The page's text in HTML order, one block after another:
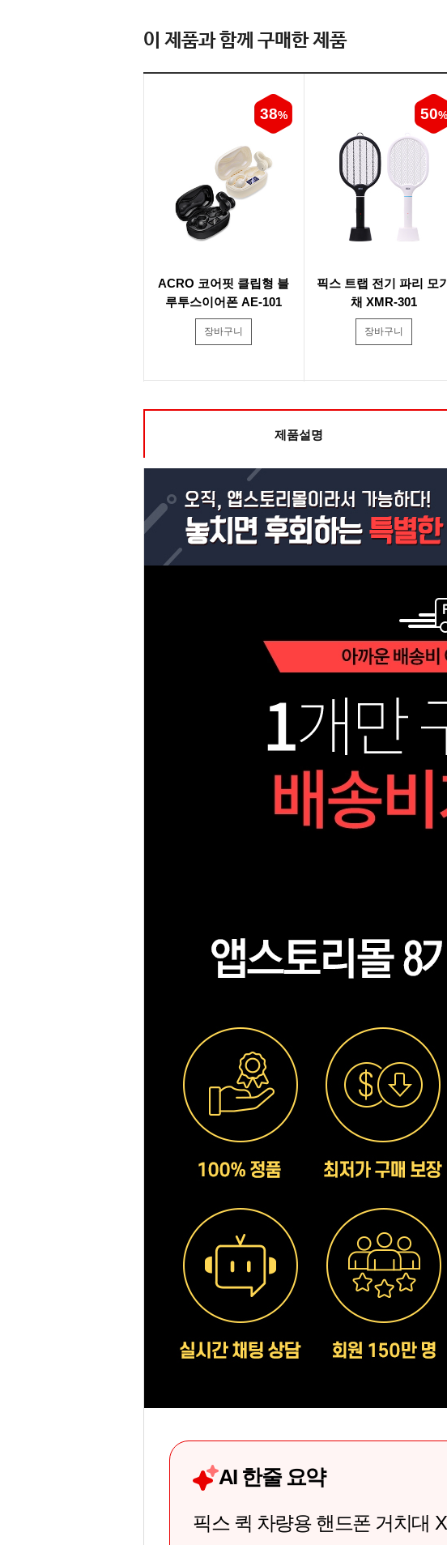
이 제품과 함께 구매한 제품
38%
ACRO 코어핏 클립형 블
루투스이어폰 AE-101
장바구니
50%
픽스 트랩 전기 파리 모
채 XMR-301
장바구니
제품설명
AI 한줄 요약
픽스 퀵 차량용 핸드폰 거치대